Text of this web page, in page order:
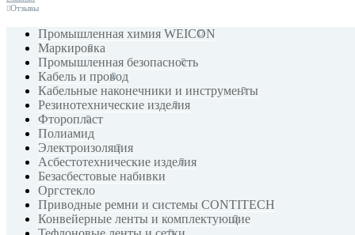
Отзывы
Промышленная химия WEICON
Маркировка
Промышленная безопасность
Кабель и провод
Кабельные наконечники и инструменты
Резинотехнические изделия
Фторопласт
Полиамид
Электроизоляция
Асбестотехнические изделия
Безасбестовые набивки
Оргстекло
Приводные ремни и системы CONTITECH
Конвейерные ленты и комплектующие